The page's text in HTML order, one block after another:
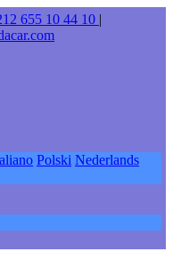
655 10 44 10 |
Polski Nederlands